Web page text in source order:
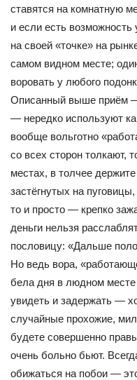
ставятся на комнатную
и если есть возможность
на своей «точке» на
самом видном месте;
воровать у любого
Описанный выше приём —
— нередко используют
вообще вольготно
со всех сторон толкают,
местах, в толчее
застёгнутых на
то и просто — крепко
деньги нельзя
пословицу: «Дальше
Но ведь вора,
бела дня в людном
увидеть и задержать —
случайные прохожие,
будете совершенно
очень больно бьют.
обижаться на побои —